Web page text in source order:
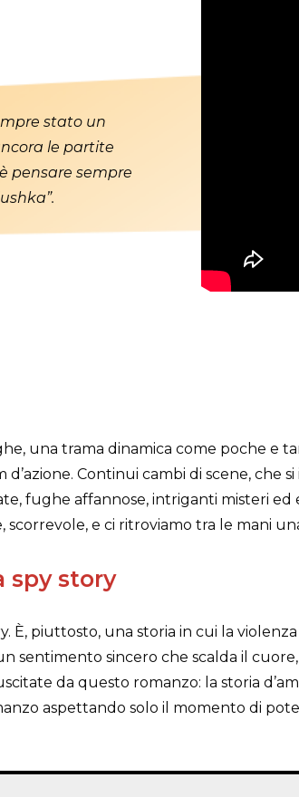
stato un
le partite
pensare sempre
una trama dinamica come poche e
Continui cambi di scene,
fughe affannose, intriganti misteri ed
e ci ritroviamo tra le mani
spy story
È, piuttosto, una storia in cui la violenza
sentimento sincero che scalda il
da questo romanzo: la storia
aspettando solo il momento di